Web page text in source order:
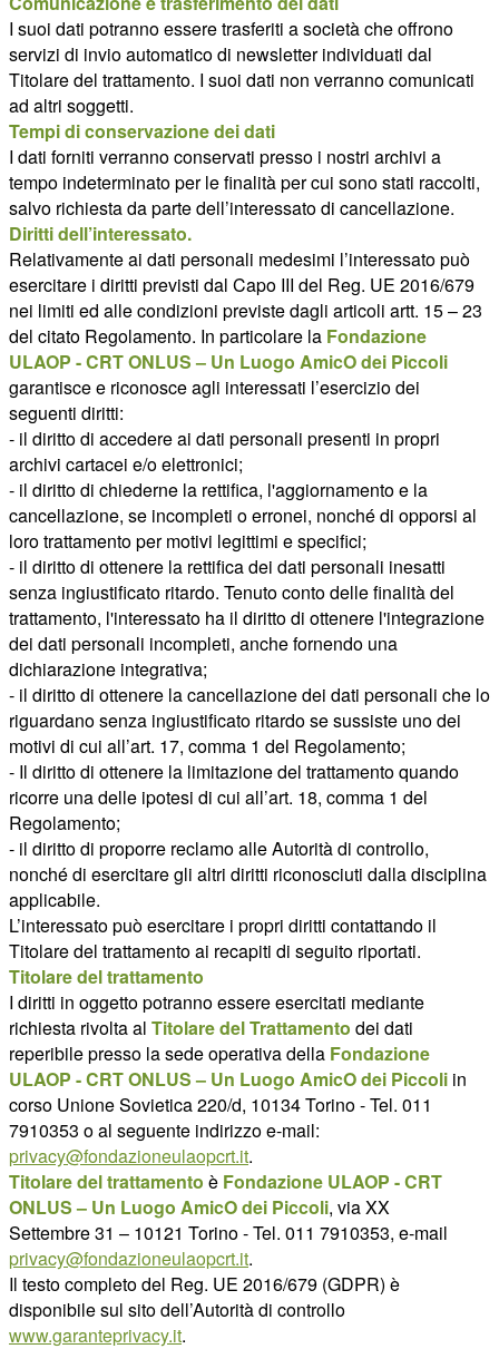
I suoi dati potranno essere trasferiti a società che offrono
servizi di invio automatico di newsletter individuati dal
Titolare del trattamento. I suoi dati non verranno comunicati
ad altri soggetti.
Tempi di conservazione dei dati
I dati forniti verranno conservati presso i nostri archivi a
tempo indeterminato per le finalità per cui sono stati raccolti,
salvo richiesta da parte dell’interessato di cancellazione.
Diritti dell’interessato.
Relativamente ai dati personali medesimi l’interessato può
esercitare i diritti previsti dal Capo III del Reg. UE 2016/679
nei limiti ed alle condizioni previste dagli articoli artt. 15 – 23
del citato Regolamento. In particolare la Fondazione
ULAOP - CRT ONLUS – Un Luogo AmicO dei Piccoli
garantisce e riconosce agli interessati l’esercizio dei
seguenti diritti:
- il diritto di accedere ai dati personali presenti in propri
archivi cartacei e/o elettronici;
- il diritto di chiederne la rettifica, l'aggiornamento e la
cancellazione, se incompleti o erronei, nonché di opporsi al
loro trattamento per motivi legittimi e specifici;
- il diritto di ottenere la rettifica dei dati personali inesatti
senza ingiustificato ritardo. Tenuto conto delle finalità del
trattamento, l'interessato ha il diritto di ottenere l'integrazione
dei dati personali incompleti, anche fornendo una
dichiarazione integrativa;
- il diritto di ottenere la cancellazione dei dati personali che lo
riguardano senza ingiustificato ritardo se sussiste uno dei
motivi di cui all’art. 17, comma 1 del Regolamento;
- Il diritto di ottenere la limitazione del trattamento quando
ricorre una delle ipotesi di cui all’art. 18, comma 1 del
Regolamento;
- il diritto di proporre reclamo alle Autorità di controllo,
nonché di esercitare gli altri diritti riconosciuti dalla disciplina
applicabile.
L’interessato può esercitare i propri diritti contattando il
Titolare del trattamento ai recapiti di seguito riportati.
Titolare del trattamento
I diritti in oggetto potranno essere esercitati mediante
richiesta rivolta al Titolare del Trattamento dei dati
reperibile presso la sede operativa della Fondazione
ULAOP - CRT ONLUS – Un Luogo AmicO dei Piccoli in
corso Unione Sovietica 220/d, 10134 Torino - Tel. 011
7910353 o al seguente indirizzo e-mail:
privacy@fondazioneulaopcrt.it.
Titolare del trattamento è Fondazione ULAOP - CRT
ONLUS – Un Luogo AmicO dei Piccoli, via XX
Settembre 31 – 10121 Torino - Tel. 011 7910353, e-mail
privacy@fondazioneulaopcrt.it.
Il testo completo del Reg. UE 2016/679 (GDPR) è
disponibile sul sito dell’Autorità di controllo
www.garanteprivacy.it.